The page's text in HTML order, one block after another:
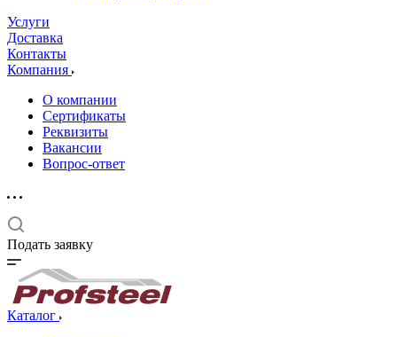
Услуги
Доставка
Контакты
Компания
О компании
Сертификаты
Реквизиты
Вакансии
Вопрос-ответ
Подать заявку
Каталог